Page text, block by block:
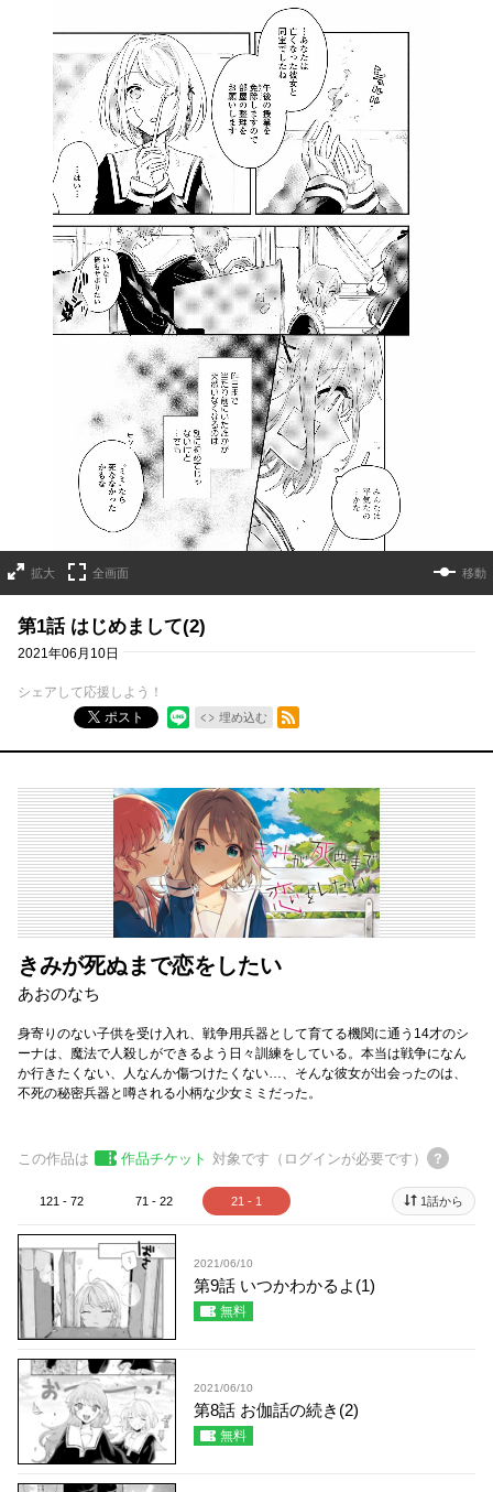
拡大 全画面 移動
第1話 はじめまして(2)
2021年06月10日
シェアして応援しよう！
ポスト
埋め込む
RSSフィード
きみが死ぬまで恋をしたい
あおのなち
身寄りのない子供を受け入れ、戦争用兵器として育てる機関に通う14才のシ
ーナは、魔法で人殺しができるよう日々訓練をしている。本当は戦争になん
か行きたくない、人なんか傷つけたくない…、そんな彼女が出会ったのは、
不死の秘密兵器と噂される小柄な少女ミミだった。
この作品は 作品チケット 対象です（ログインが必要です）
121 - 72 71 - 22 21 - 1 1話から
2021/06/10
第9話 いつかわかるよ(1)
無料
2021/06/10
第8話 お伽話の続き(2)
無料